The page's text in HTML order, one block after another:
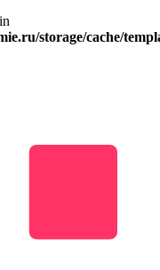
storage/cache/